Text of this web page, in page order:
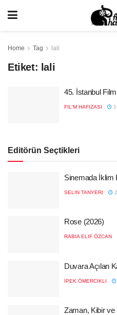
Home Tag lali
Etiket: lali
45. İstanbul
FIL'M HAFIZASI
Editörün Seçtikleri
Sinemada İklim
SELIN TANYERI
Rose (2026)
RABIA ELIF ÖZCAN
Duvara Açılan
İPEK ÖMERCIKLI
Zaman, Kibir ve